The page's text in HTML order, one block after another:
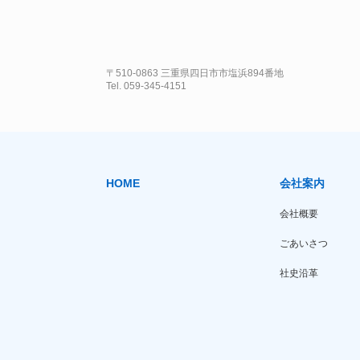
〒510-0863 三重県四日市市塩浜894番地
Tel. 059-345-4151
HOME 会社案内
会社概要
ごあいさつ
社史沿革